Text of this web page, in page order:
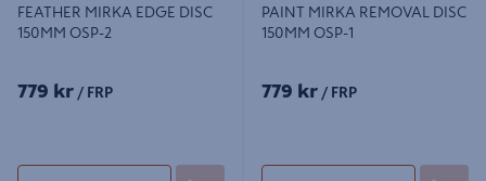
FEATHER MIRKA EDGE DISC
150MM OSP-2
779 kr / FRP
PAINT MIRKA REMOVAL DISC
150MM OSP-1
779 kr / FRP